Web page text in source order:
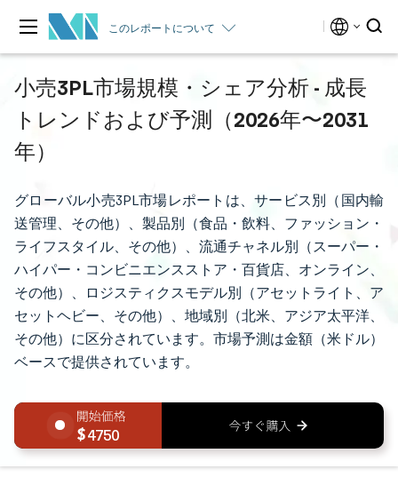
このレポートについて
小売3PL市場規模・シェア分析 - 成長
トレンドおよび予測（2026年〜2031
年）
グローバル小売3PL市場レポートは、サービス別（国内輸
送管理、その他）、製品別（食品・飲料、ファッション・
ライフスタイル、その他）、流通チャネル別（スーパー・
ハイパー・コンビニエンスストア・百貨店、オンライン、
その他）、ロジスティクスモデル別（アセットライト、ア
セットヘビー、その他）、地域別（北米、アジア太平洋、
その他）に区分されています。市場予測は金額（米ドル）
ベースで提供されています。
4750